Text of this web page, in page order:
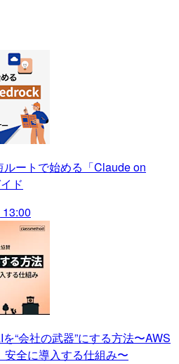
ルートで始める「Claude on
ド
“会社の武器”にする方法〜AWS
全に導入する仕組み〜